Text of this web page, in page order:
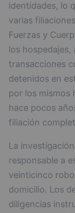
identidades, lo
varias
Fuerzas y
los hospedajes,
transacciones
detenidos en
por los mismos
hace pocos
filiación
La
responsable a
veinticinco
domicilio. Los
diligencias